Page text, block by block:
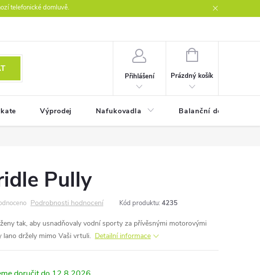
telefonické domluvě.
Přihlášení
NÁKUPNÍ
Prázdný košík
Výprodej Nafukovadla Balanční desky
Pully
Podrobnosti hodnocení Kód produktu: 4235
tak, aby usnadňovaly vodní sporty za přívěsnými motorovými
lano držely mimo Vaši vrtuli. Detailní informace